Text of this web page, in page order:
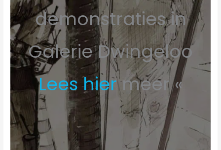
demonstraties in
Galerie Dwingeloo
Lees hiermeer «